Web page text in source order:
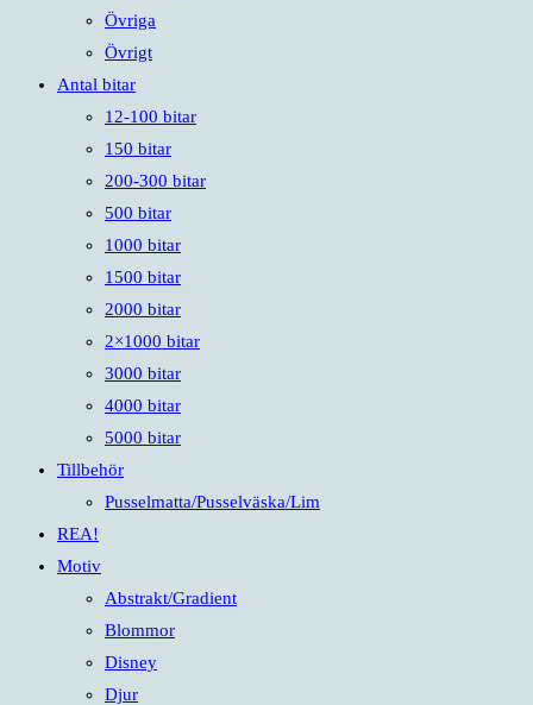
Övriga
Övrigt
Antal bitar
12-100 bitar
150 bitar
200-300 bitar
500 bitar
1000 bitar
1500 bitar
2000 bitar
2×1000 bitar
3000 bitar
4000 bitar
5000 bitar
Tillbehör
Pusselmatta/Pusselväska/Lim
REA!
Motiv
Abstrakt/Gradient
Blommor
Disney
Djur